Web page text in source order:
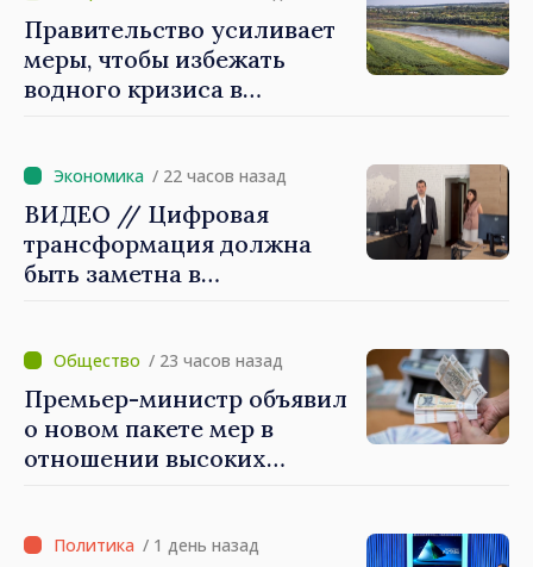
Правительство усиливает
меры, чтобы избежать
водного кризиса в
/ 22 часов назад
ВИДЕО // Цифровая
трансформация должна
быть заметна в
экономики: премьер-
министр Василе Тофан
посетил Агентство
электронного управления
/ 23 часов назад
Премьер-министр объявил
о новом пакете мер в
отношении высоких
/ 1 день назад